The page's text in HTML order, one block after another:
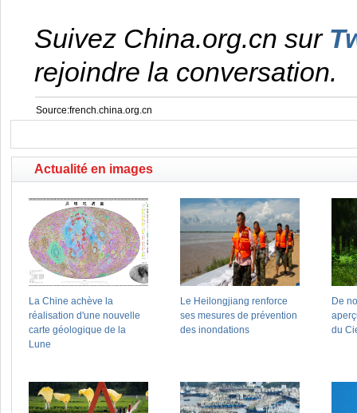
Suivez China.org.cn sur
rejoindre la conversation.
Source:french.china.org.cn